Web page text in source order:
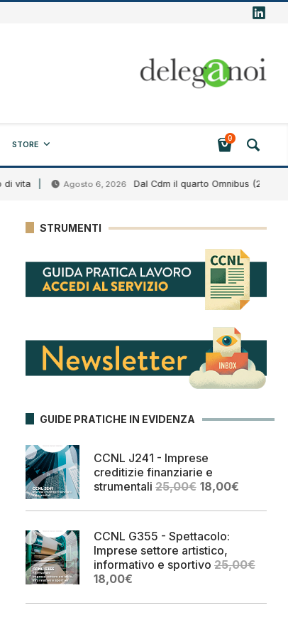
STORE
0
Agosto 6, 2026 Dal Cdm il quarto Omnibus (2026)
STRUMENTI
GUIDE PRATICHE IN EVIDENZA
CCNL J241 - Imprese
creditizie finanziarie e
strumentali 25,00€ Il
originale
25,00€.
18,00€Il
attuale
CCNL G355 - Spettacolo:
Imprese settore artistico,
informativo e sportivo 25,00€
Il
originale
18,00€Il
attuale